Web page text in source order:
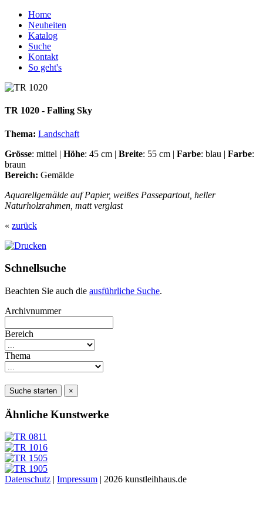
Home
Neuheiten
Katalog
Suche
Kontakt
So geht's
TR 1020 - Falling Sky
Thema: Landschaft
Grösse: mittel | Höhe: 45 cm | Breite: 55 cm | Farbe: blau | Farbe:
braun
Bereich: Gemälde
Aquarellgemälde auf Papier, weißes Passepartout, heller
Naturholzrahmen, matt verglast
« zurück
Schnellsuche
Beachten Sie auch die ausführliche Suche.
Archivnummer
Bereich
Thema
Suche starten ×
Ähnliche Kunstwerke
Datenschutz | Impressum | 2026 kunstleihhaus.de